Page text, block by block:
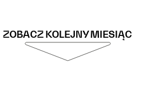
ZOBACZ KOLEJNY MIESIĄC